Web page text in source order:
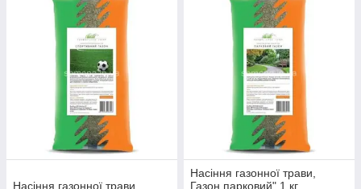
Насіння газонної трави,
Насіння газонної трави,
Газон парковий" 1 кг